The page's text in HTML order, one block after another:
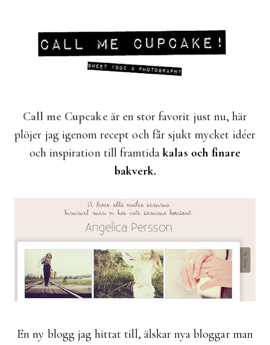
Call me Cupcake är en stor favorit just nu, här
plöjer jag igenom recept och får sjukt mycket idéer
och inspiration till framtidakalas och finare
bakverk.
En ny blogg jag hittat till, älskar nya bloggar man